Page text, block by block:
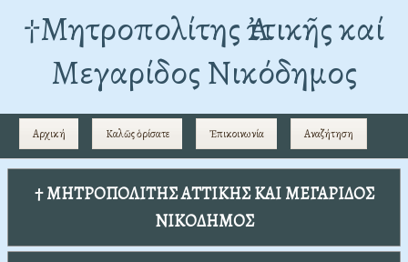
†Mητροπολίτης Ἀττικῆς καί
Μεγαρίδος Νικόδημος
Αρχική Καλῶς ὁρίσατε Ἐπικοινωνία Αναζήτηση
† ΜΗΤΡΟΠΟΛΙΤΗΣ ΑΤΤΙΚΗΣ ΚΑΙ ΜΕΓΑΡΙΔΟΣ
ΝΙΚΟΔΗΜΟΣ